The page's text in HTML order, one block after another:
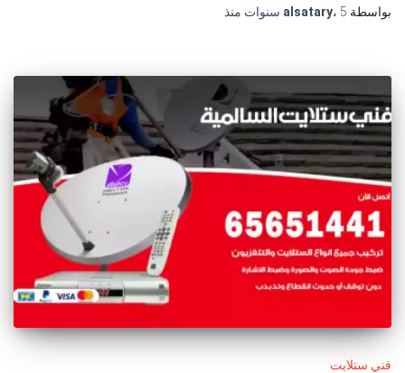
بواسطة
alsatary، 5 سنوات منذ
فني ستلايت